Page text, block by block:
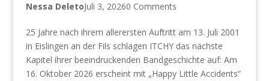
Nessa DeletoJuli 3, 20260 Comments
25 Jahre nach ihrem allerersten Auftritt am 13. Juli 2001
in Eislingen an der Fils schlagen ITCHY das nächste
Kapitel ihrer beeindruckenden Bandgeschichte auf: Am
16. Oktober 2026 erscheint mit „Happy Little Accidents“